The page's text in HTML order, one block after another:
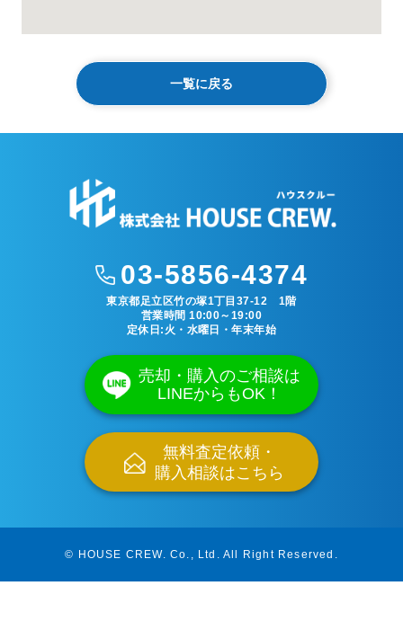
一覧に戻る
03-5856-4374
東京都足立区竹の塚1丁目37-12 1階
営業時間 10:00～19:00
定休日:火・水曜日・年末年始
売却・購入のご相談は
LINEからもOK！
無料査定依頼・
購入相談はこちら
© HOUSE CREW. Co., Ltd. All Right Reserved.